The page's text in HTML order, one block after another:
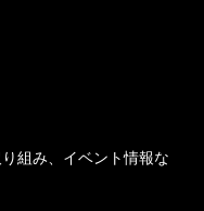
組み、イベント情報な